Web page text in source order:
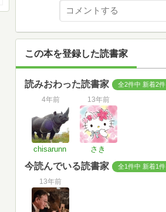
この本を登録した読書家
読みおわった読書家 全2件中 新着2件
4年前
chisarunn
13年前
さき
今読んでいる読書家 全1件中 新着1件
13年前